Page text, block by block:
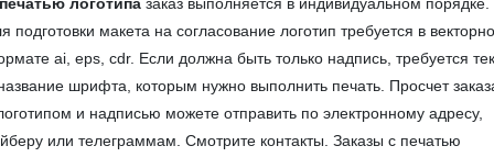
логотипа заказ выполняется в индивидуальном порядке.
подготовки макета на согласование логотип требуется в
ai, eps, cdr. Если должна быть только надпись, требуется
шрифта, которым нужно выполнить печать. Просчет
и надписью можете отправить по электронному адресу,
или телеграммам. Смотрите контакты. Заказы с печатью